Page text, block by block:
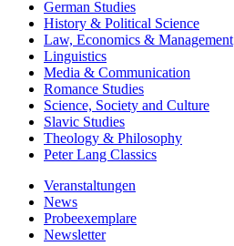
German Studies
History & Political Science
Law, Economics & Management
Linguistics
Media & Communication
Romance Studies
Science, Society and Culture
Slavic Studies
Theology & Philosophy
Peter Lang Classics
Veranstaltungen
News
Probeexemplare
Newsletter